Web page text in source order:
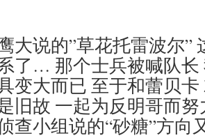
大说的”草花托雷波尔”
了… 那个士兵被喊队长
变大而已 至于和蕾贝
旧故 一起为反明哥而
查小组说的“砂糖”方向